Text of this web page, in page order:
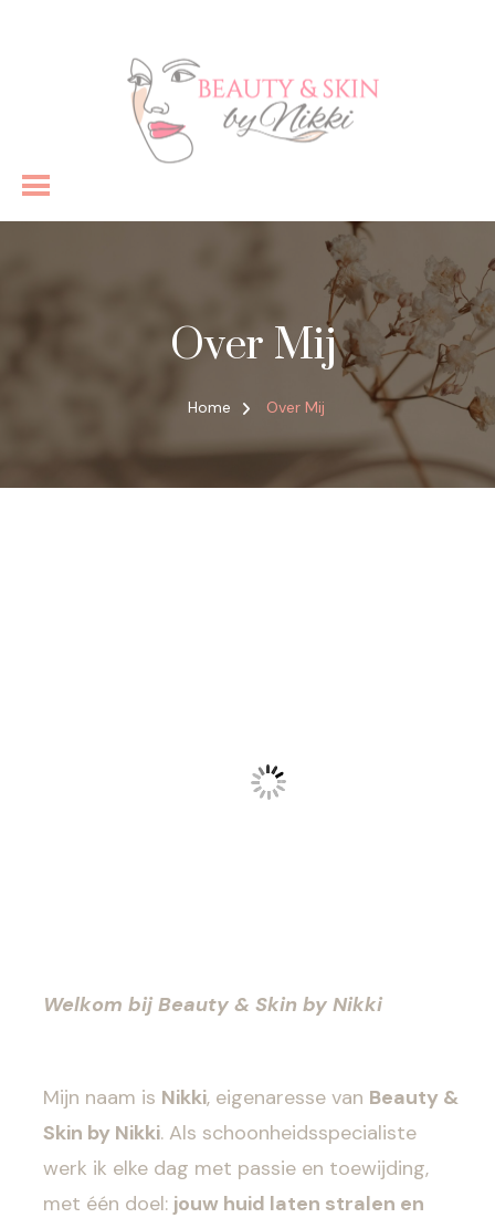
Schoonheidsspecialist
Over Mij
Home Over Mij
Welkom bij Beauty & Skin by Nikki
Mijn naam is Nikki, eigenaresse van Beauty &
Skin by Nikki. Als schoonheidsspecialiste
werk ik elke dag met passie en toewijding,
met één doel: jouw huid laten stralen en